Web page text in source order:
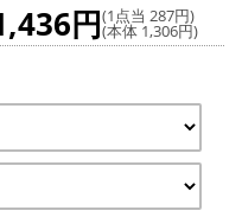
円(1点当 287円)
(本体 1,306円)